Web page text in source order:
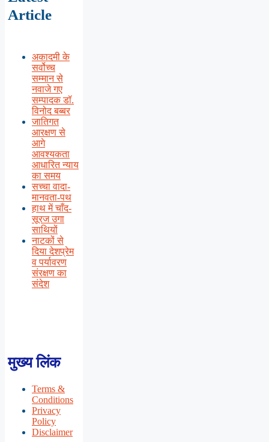
Article
अकादमी के
सर्वोच्च
सम्मान से
नवाजे गए
सम्पादक डॉ.
विनोद बब्बर
जातिगत
आरक्षण से
आगे
आवश्यकता
आधारित न्याय
का समय
सच्चा वादा-
मानवता-पथ
हाथ में चाँद-
सूरज उगा
साथियों
नाटकों से
दिया देशप्रेम
व पर्यावरण
संरक्षण का
संदेश
मुख्य लिंक
Terms &
Conditions
Privacy
Policy
Disclaimer